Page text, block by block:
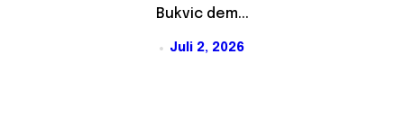
Bukvic dem...
Juli 2, 2026